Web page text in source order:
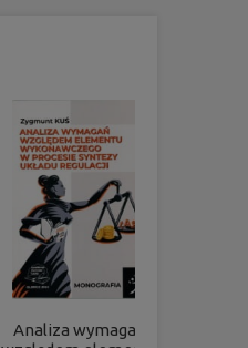
Analiza wymagań